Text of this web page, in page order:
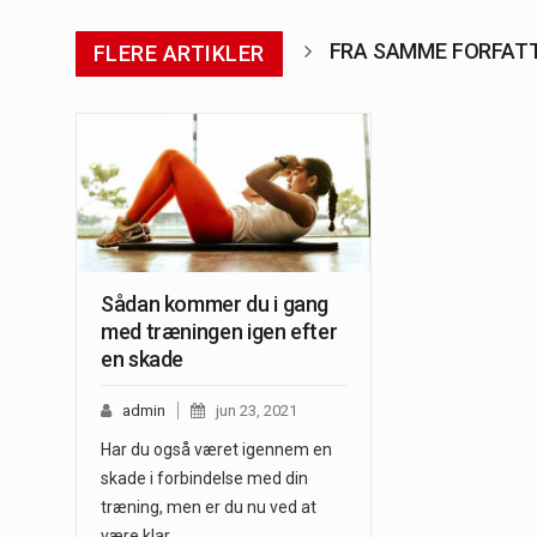
FLERE ARTIKLER FRA SAMME
Sådan kommer du i gang
med træningen igen efter
en skade
admin jun 23, 2021
Har du også været igennem en
skade i forbindelse med din
træning, men er du nu ved at